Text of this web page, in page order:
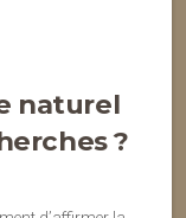
naturel
?